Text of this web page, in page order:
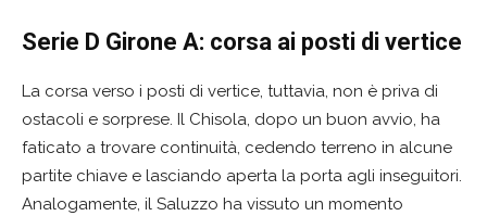
Serie D Girone A: corsa ai posti di vertice
La corsa verso i posti di vertice, tuttavia, non è priva di
ostacoli e sorprese. Il Chisola, dopo un buon avvio, ha
faticato a trovare continuità, cedendo terreno in alcune
partite chiave e lasciando aperta la porta agli inseguitori.
Analogamente, il Saluzzo ha vissuto un momento